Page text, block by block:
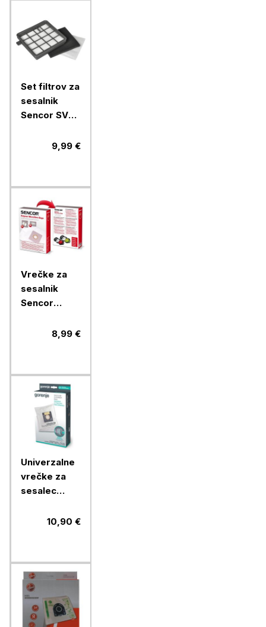
Set filtrov za
sesalnik
Sencor SVX
SVC510/511/512
9,99 €
Vrečke za
sesalnik
Sencor
8,99 €
Univerzalne
vrečke za
sesalec
GB2MBUP
10,90 €